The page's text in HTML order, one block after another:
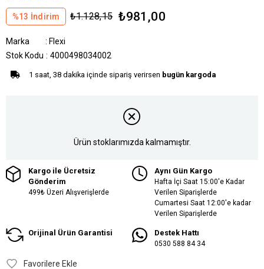
%13 İndirim ₺1.128,15 ₺981,00
Marka : Flexi
Stok Kodu
4000498034002
1 saat, 38 dakika içinde sipariş verirsen bugün kargoda
Ürün stoklarımızda kalmamıştır.
Kargo ile Ücretsiz
Gönderim
499₺ Üzeri Alışverişlerde
Aynı Gün Kargo
Hafta İçi Saat 15:00'e Kadar
Verilen Siparişlerde
Cumartesi Saat 12:00'e kadar
Verilen Siparişlerde
Orijinal Ürün Garantisi Destek Hattı
0530 588 84 34
Favorilere Ekle